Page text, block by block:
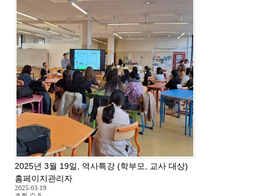
2025년 3월 19일, 역사특강 (학부모, 교사 대상)
홈페이지관리자
2025.03.19